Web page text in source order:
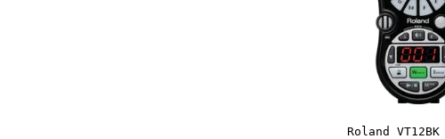
ДОДАТИ В
Roland VT12BK